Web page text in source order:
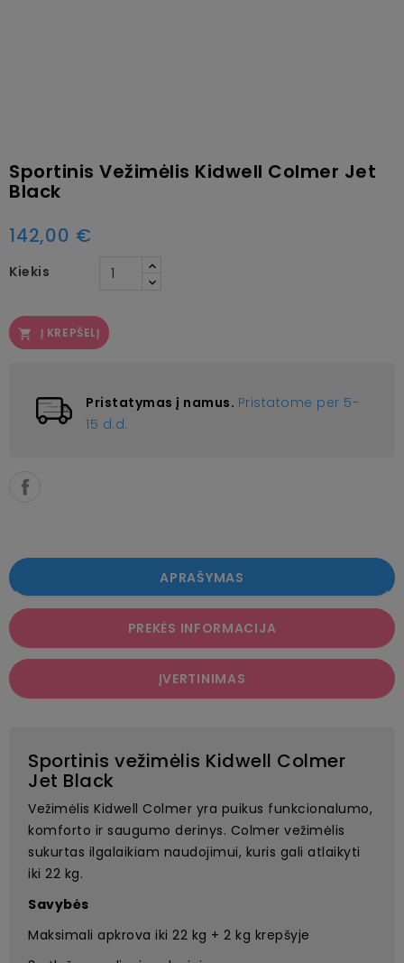
Sportinis Vežimėlis Kidwell Colmer Jet
Black
142,00 €
Kiekis
 Į KREPŠELĮ
Pristatymas į namus. Pristatome per 5-
15 d.d.
APRAŠYMAS
PREKĖS INFORMACIJA
ĮVERTINIMAS
Sportinis vežimėlis Kidwell Colmer
Jet Black
Vežimėlis Kidwell Colmer yra puikus funkcionalumo,
komforto ir saugumo derinys. Colmer vežimėlis
sukurtas ilgalaikiam naudojimui, kuris gali atlaikyti
iki 22 kg.
Savybės
Maksimali apkrova iki 22 kg + 2 kg krepšyje